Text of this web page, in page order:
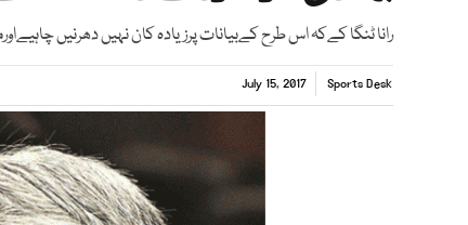
رانا ٹنگا کےکہ اس طرح کےبیانات پرزیادہ کان نہیں دھرنیں
Sports Desk
July 15, 2017